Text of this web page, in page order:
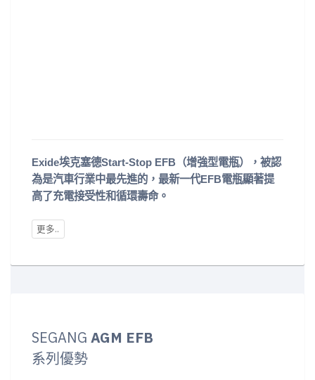
Exide埃克塞德Start-Stop EFB（增強型電瓶），被認
為是汽車行業中最先進的，最新一代EFB電瓶顯著提
高了充電接受性和循環壽命。
SEGANG AGM EFB
系列優勢